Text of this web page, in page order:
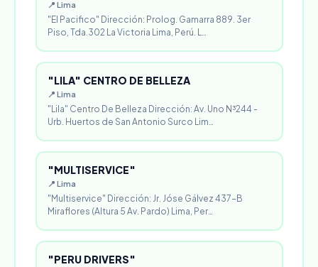
📍 Lima
"El Pacifico" Dirección: Prolog. Gamarra 889. 3er
Piso, Tda.302 La Victoria Lima, Perú. L…
"LILA" CENTRO DE BELLEZA
📍 Lima
"Lila" Centro De Belleza Dirección: Av. Uno N³244 -
Urb. Huertos de San Antonio Surco Lim…
"MULTISERVICE"
📍 Lima
"Multiservice" Dirección: Jr. Jóse Gálvez 437-B
Miraflores (Altura 5 Av. Pardo) Lima, Per…
"PERU DRIVERS"